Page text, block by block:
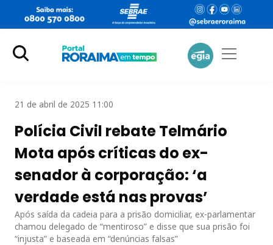
21 de abril de 2025 11:00
Polícia Civil rebate Telmário
Mota após críticas do ex-
senador à corporação: ‘a
verdade está nas provas’
Após saída da cadeia para a prisão domiciliar, ex-parlamentar
chamou delegado de “mentiroso” e disse que sua prisão foi
“injusta” e baseada em “denúncias falsas”